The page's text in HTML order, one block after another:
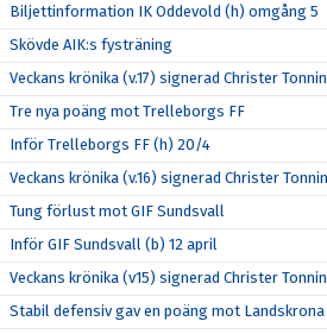
Biljettinformation IK Oddevold (h) omgång 5
Skövde AIK:s fysträning
Veckans krönika (v.17) signerad Christer
Tre nya poäng mot Trelleborgs FF
Inför Trelleborgs FF (h) 20/4
Veckans krönika (v.16) signerad Christer
Tung förlust mot GIF Sundsvall
Inför GIF Sundsvall (b) 12 april
Veckans krönika (v15) signerad Christer
Stabil defensiv gav en poäng mot Landskrona